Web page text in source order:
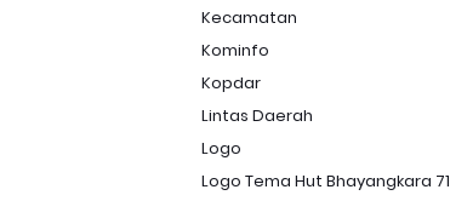
Kecamatan
Kominfo
Kopdar
Lintas Daerah
Logo
Logo Tema Hut Bhayangkara 71